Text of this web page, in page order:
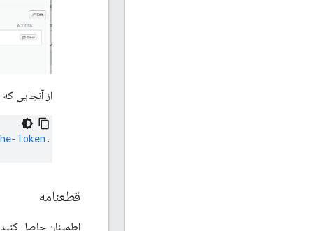
از آنجایی
Token .
قطعنامه
اطمینان حاصل